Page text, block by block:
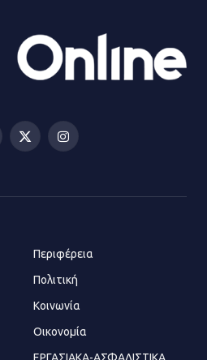
14:58
ΙΡΙΣ
14:01
η επίθεση στους δύο
στα ηλεκτρικά πατίνια:
οδήγησή τους από
X
Instagram
Περιφέρεια
Πολιτική
Κοινωνία
Οικονομία